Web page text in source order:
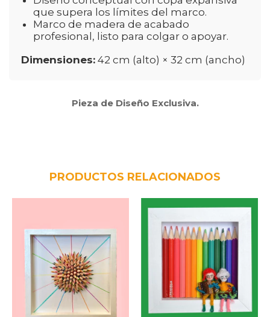
que supera los límites del marco.
Marco de madera de acabado
profesional, listo para colgar o apoyar.
Dimensiones: 42 cm (alto) × 32 cm (ancho)
Pieza de Diseño Exclusiva.
PRODUCTOS RELACIONADOS